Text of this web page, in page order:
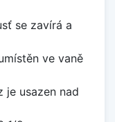
se zavírá a
ve vaně
je usazen nad